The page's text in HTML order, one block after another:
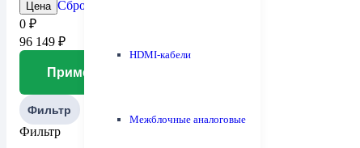
HDMI-кабели
Межблочные аналоговые
Цена Сброс
0 ₽
96 149 ₽
Применить
Фильтр
Фильтр